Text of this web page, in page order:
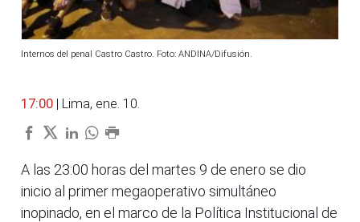
Internos del penal Castro Castro. Foto: ANDINA/Difusión.
17:00 | Lima, ene. 10.
A las 23:00 horas del martes 9 de enero se dio
inicio al primer megaoperativo simultáneo
inopinado, en el marco de la Política Institucional de